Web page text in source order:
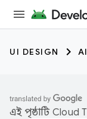
UI DESIGN
এই পৃষ্ঠাটি Cloud